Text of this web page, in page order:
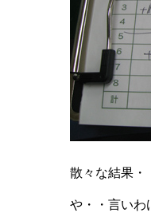
散々な結果・
や・・言いわ